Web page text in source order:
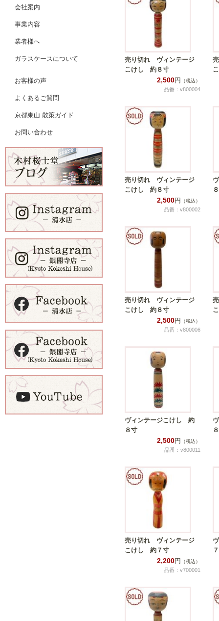
売り切れ ヴィンテージ
こけし 約８寸
2,500円 （税込）
品番：v800004
売り切れ ヴィンテージ
こけし 約８寸
2,500円 （税込）
品番：v800002
売り切れ ヴィンテージ
こけし 約８寸
2,500円 （税込）
品番：v800006
ヴィンテージこけし 約
８寸
2,500円 （税込）
品番：v800011
売り切れ ヴィンテージ
こけし 約７寸
2,200円 （税込）
品番：v700001
会社案内
事業内容
業者様へ
ガラスケースについて
お客様の声
よくあるご質問
京都東山 散策ガイド
お問い合わせ